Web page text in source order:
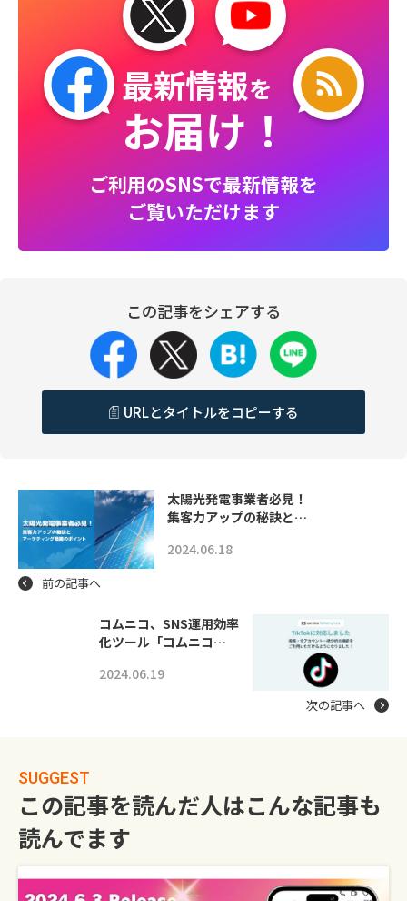
最新情報を
お届け！
ご利用のSNSで最新情報を
ご覧いただけます
この記事をシェアする
URLとタイトルをコピーする
太陽光発電事業者必見！
集客力アップの秘訣と…
2024.06.18
前の記事へ
コムニコ、SNS運用効率
化ツール「コムニコ…
2024.06.19
次の記事へ
SUGGEST
この記事を読んだ人はこんな記事も
読んでます